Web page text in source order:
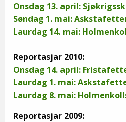
Onsdag 13. april:
Søndag 1. mai:
Laurdag 14. mai:
Reportasjar 2010:
Onsdag 14. april:
Laurdag 1. mai:
Laurdag 8. mai:
Reportasjar 2009: